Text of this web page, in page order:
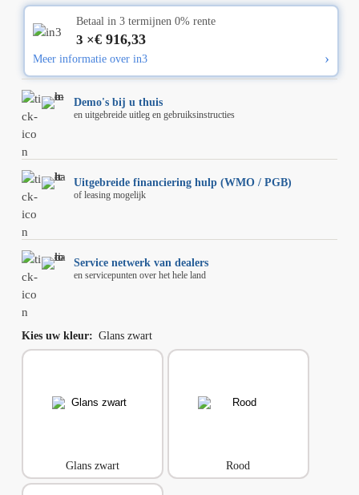
Betaal in 3 termijnen 0% rente
3 ×€916,33
Meer informatie over in3 ›
Demo's bij u thuis
en uitgebreide uitleg en gebruiksinstructies
Uitgebreide financiering hulp (WMO / PGB)
of leasing mogelijk
Service netwerk van dealers
en servicepunten over het hele land
Kies uw kleur: Glans zwart
Glans zwart Rood